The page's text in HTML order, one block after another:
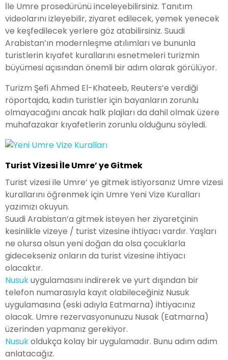
İle Umre prosedürünü inceleyebilirsiniz. Tanıtım
videolarını izleyebilir, ziyaret edilecek, yemek yenecek
ve keşfedilecek yerlere göz atabilirsiniz. Suudi
Arabistan’ın modernleşme atılımları ve bununla
turistlerin kıyafet kurallarını esnetmeleri turizmin
büyümesi açısından önemli bir adım olarak görülüyor.
Turizm Şefi Ahmed El-Khateeb, Reuters’e verdiği
röportajda, kadın turistler için bayanların zorunlu
olmayacağını ancak halk plajları da dahil olmak üzere
muhafazakar kıyafetlerin zorunlu olduğunu söyledi.
Turist Vizesi İle Umre’ ye Gitmek
Turist vizesi ile Umre‘ ye gitmek istiyorsanız Umre vizesi
kurallarını öğrenmek için Umre Yeni Vize Kuralları
yazımızı okuyun.
Suudi Arabistan’a gitmek isteyen her ziyaretçinin
kesinlikle vizeye / turist vizesine ihtiyacı vardır. Yaşları
ne olursa olsun yeni doğan da olsa çocuklarla
gidecekseniz onların da turist vizesine ihtiyacı
olacaktır.
Nusukuygulamasını indirerek ve yurt dışından bir
telefon numarasıyla kayıt olabileceğiniz Nusuk
uygulamasına (eski adıyla Eatmarna) ihtiyacınız
olacak. Umre rezervasyonunuzu Nusak (Eatmarna)
üzerinden yapmanız gerekiyor.
Nusukoldukça kolay bir uygulamadır. Bunu adım adım
anlatacağız.